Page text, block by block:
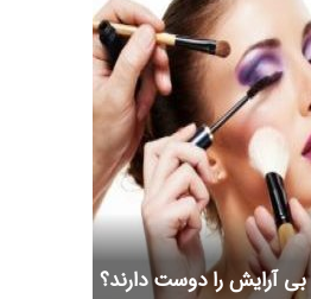
بی آرایش را دوست دارند؟